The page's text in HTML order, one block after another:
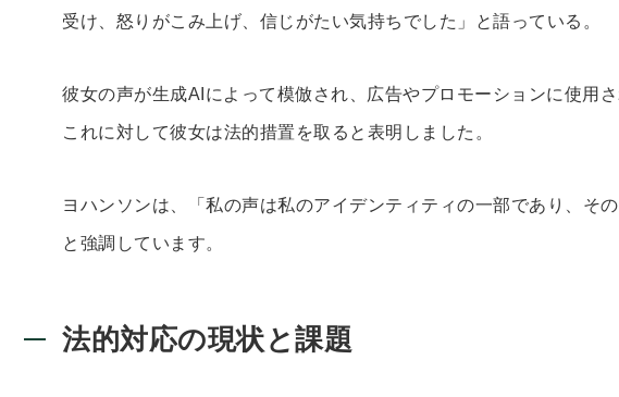
受け、怒りがこみ上げ、信じがたい気持ちでした」と語っている。
彼女の声が生成AIによって模倣され、広告やプロモーションに使用
これに対して彼女は法的措置を取ると表明しました。
ヨハンソンは、「私の声は私のアイデンティティの一部であり、そ
と強調しています。
法的対応の現状と課題